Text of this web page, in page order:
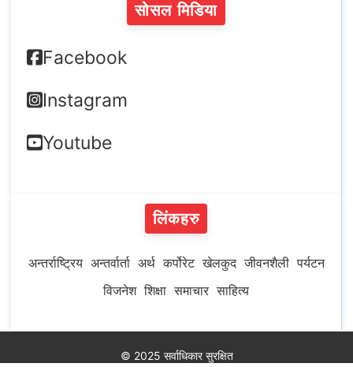
सोसल मिडिया
Facebook
Instagram
Youtube
लिंकहरु
अन्तर्राष्ट्रिय अन्तर्वार्ता अर्थ कर्पोरेट खेलकुद जीवनशैली पर्यटन
विजनेश शिक्षा समाचार साहित्य
© 2025 सर्वाधिकार सुरक्षित